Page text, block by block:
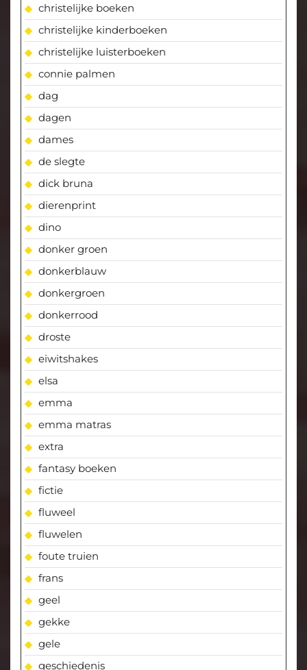
christelijke boeken
christelijke kinderboeken
christelijke luisterboeken
connie palmen
dag
dagen
dames
de slegte
dick bruna
dierenprint
dino
donker groen
donkerblauw
donkergroen
donkerrood
droste
eiwitshakes
elsa
emma
emma matras
extra
fantasy boeken
fictie
fluweel
fluwelen
foute truien
frans
geel
gekke
gele
geschiedenis